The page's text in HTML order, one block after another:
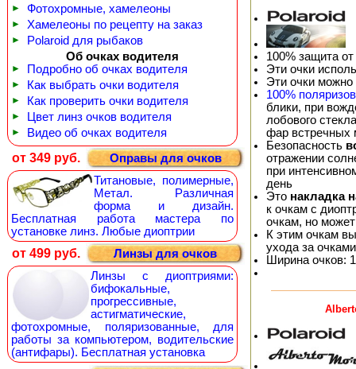
► Фотохромные, хамелеоны
► Хамелеоны по рецепту на заказ
►
Polaroid для рыбаков
Об очках водителя
► Подробно об очках водителя
► Как выбрать очки водителя
► Как проверить очки водителя
► Цвет линз очков водителя
► Видео об очках водителя
от 349 руб.
Оправы для очков
Титановые, полимерные,
Метал. Различная
форма и дизайн.
Бесплатная работа мастера по
установке линз. Любые диоптрии
от 499 руб.
Линзы для очков
Линзы с диоптриями:
бифокальные,
прогрессивные,
астигматические,
фотохромные, поляризованные, для
работы за компьютером, водительские
(антифары). Бесплатная установка
100% защита
Эти очки
Эти очки
100%
блики, при
лобового
фар встречных
Безопасность
отражении
при
день
Это накладка
к очкам с
очкам, но
К этим очкам
ухода за очками
Ширина очков: